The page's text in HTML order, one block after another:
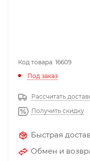
Код товара: 16609
Под заказ
Рассчитать
Получить скидку
Быстрая
Обмен и